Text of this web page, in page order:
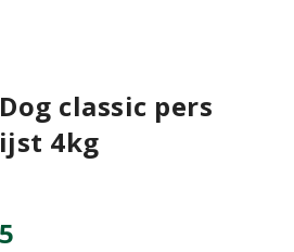
classic pers
4kg